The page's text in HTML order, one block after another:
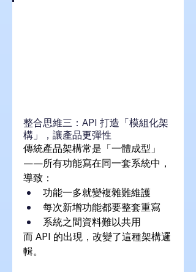
整合思維三：API 打造「模組化架
構」，讓產品更彈性
傳統產品架構常是「一體成型」
——所有功能寫在同一套系統中，
導致：
功能一多就變複雜難維護
每次新增功能都要整套重寫
系統之間資料難以共用
而 API 的出現，改變了這種架構邏
輯。